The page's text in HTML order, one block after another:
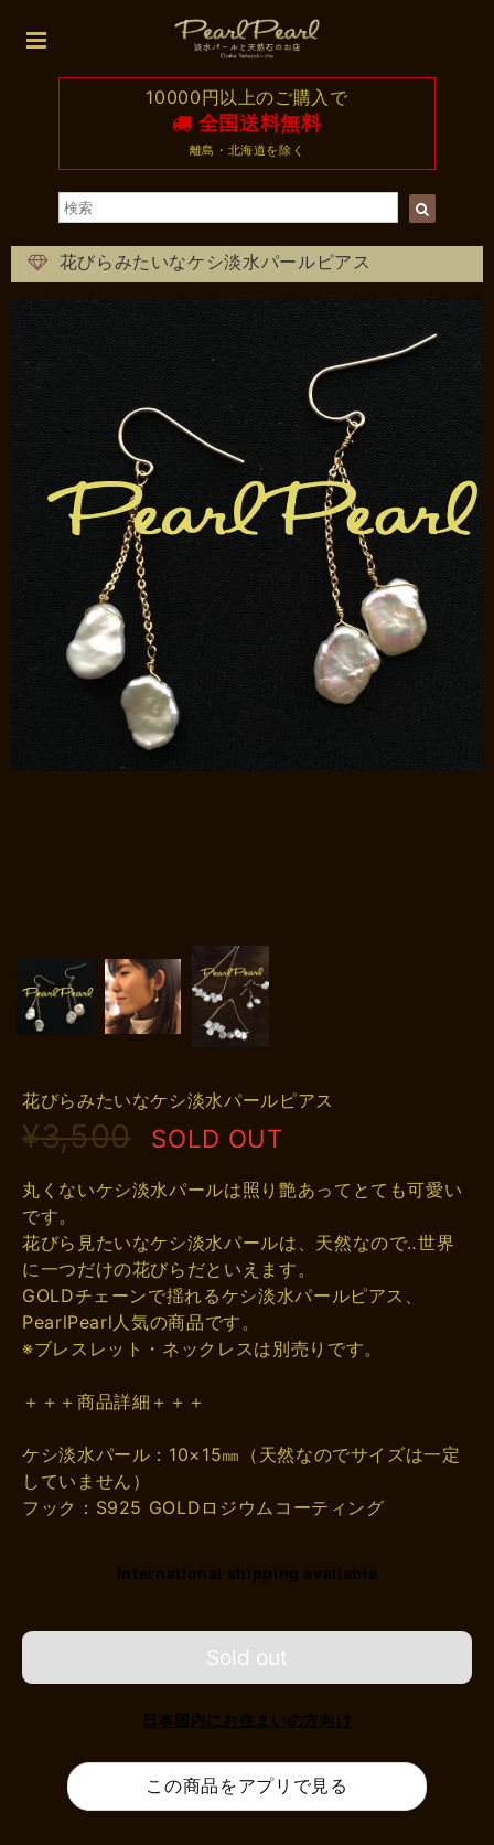
10000円以上のご購入で
全国送料無料
離島・北海道を除く
花びらみたいなケシ淡水パールピアス
花びらみたいなケシ淡水パールピアス
¥3,500 SOLD OUT
丸くないケシ淡水パールは照り艶あってとても可愛い
です。
花びら見たいなケシ淡水パールは、天然なので‥世界
に一つだけの花びらだといえます。
GOLDチェーンで揺れるケシ淡水パールピアス、
PearlPearl人気の商品です。
※ブレスレット・ネックレスは別売りです。
＋＋＋商品詳細＋＋＋
ケシ淡水パール：10×15㎜（天然なのでサイズは一定
していません）
フック：S925 GOLDロジウムコーティング
International shipping available
Sold out
日本国内にお住まいの方向け
この商品をアプリで見る